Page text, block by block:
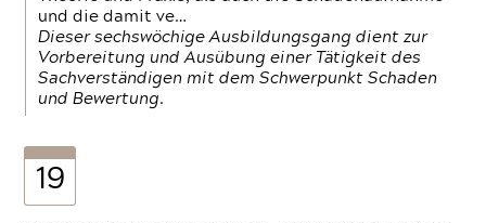
und die damit ve…
Dieser sechswöchige Ausbildungsgang dient zur
Vorbereitung und Ausübung einer Tätigkeit des
Sachverständigen mit dem Schwerpunkt Schaden
und Bewertung.
19